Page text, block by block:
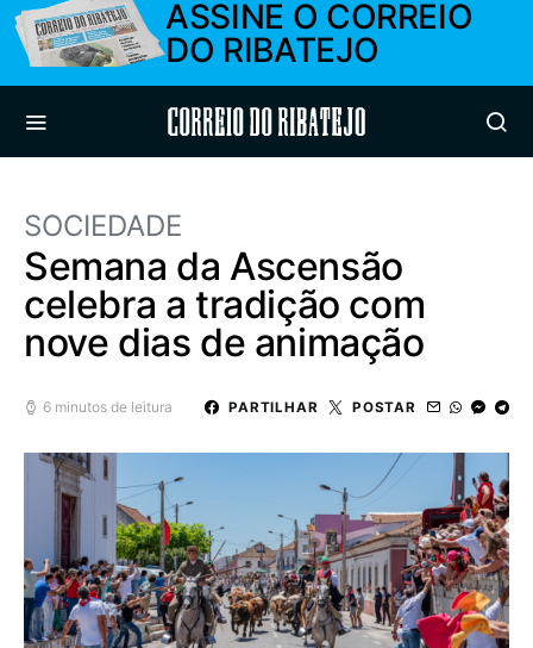
ASSINE O CORREIO
DO RIBATEJO
Correio do Ribatejo
SOCIEDADE
Semana da Ascensão
celebra a tradição com
nove dias de animação
6 minutos de leitura PARTILHAR POSTAR